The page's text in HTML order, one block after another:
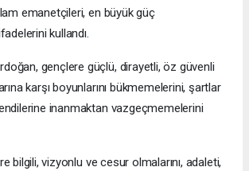
emanetçileri, en büyük güç
kullandı.
gençlere güçlü, dirayetli, öz güvenli
karşı boyunlarını bükmemelerini, şartlar
inanmaktan vazgeçmemelerini
bilgili, vizyonlu ve cesur olmalarını, adaleti,